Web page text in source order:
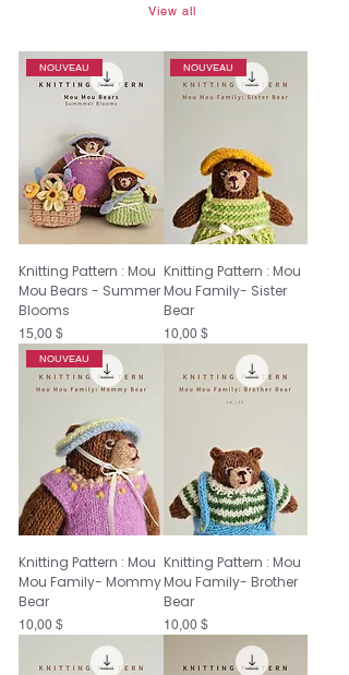
View all
NOUVEAU
Knitting Pattern : Mou
Mou Bears - Summer
Blooms
Prix
15,00 $
NOUVEAU
Knitting Pattern : Mou
Mou Family- Sister
Bear
Prix
10,00 $
NOUVEAU
Knitting Pattern : Mou
Mou Family- Mommy
Bear
Prix
10,00 $
Knitting Pattern : Mou
Mou Family- Brother
Bear
Prix
10,00 $